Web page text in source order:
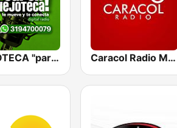
VIEJOTECA "para Beber y Gozar" Caracol Radio Medellín